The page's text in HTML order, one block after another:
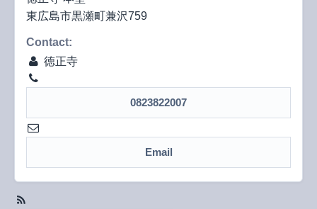
東広島市黒瀬町兼沢759
Contact:
徳正寺
0823822007
Email